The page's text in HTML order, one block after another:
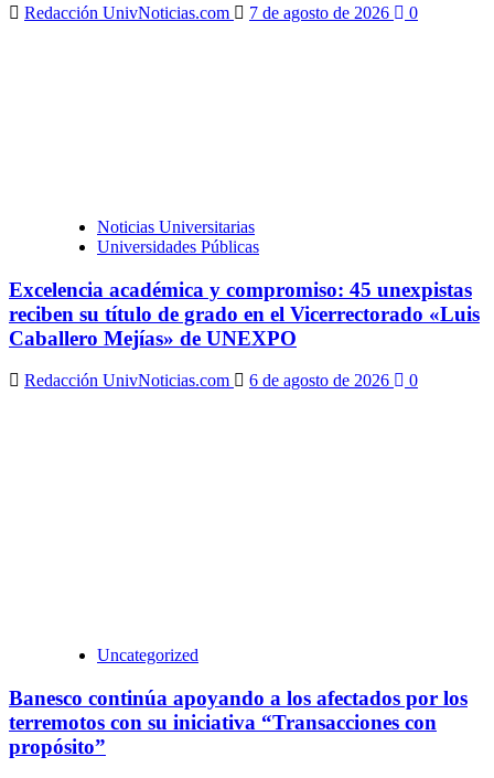
Redacción UnivNoticias.com 7 de agosto de 2026 0
Noticias Universitarias
Universidades Públicas
Excelencia académica y compromiso: 45 unexpistas
reciben su título de grado en el Vicerrectorado «Luis
Caballero Mejías» de UNEXPO
Redacción UnivNoticias.com 6 de agosto de 2026 0
Uncategorized
Banesco continúa apoyando a los afectados por los
terremotos con su iniciativa “Transacciones con
propósito”